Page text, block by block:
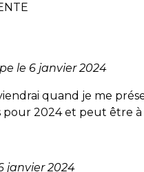
le 6 janvier 2024
quand je me
pour 2024 et peut être
janvier 2024